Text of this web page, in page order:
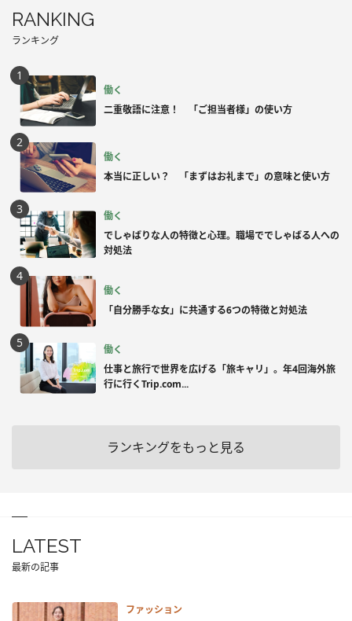
RANKING
ランキング
働く
二重敬語に注意！ 「ご担当者様」の使い方
働く
本当に正しい？ 「まずはお礼まで」の意味と使い方
働く
でしゃばりな人の特徴と心理。職場ででしゃばる人への
対処法
働く
「自分勝手な女」に共通する6つの特徴と対処法
働く
仕事と旅行で世界を広げる「旅キャリ」。年4回海外旅
行に行くTrip.com...
ランキングをもっと見る
LATEST
最新の記事
ファッション